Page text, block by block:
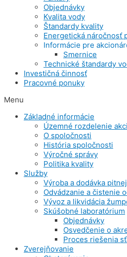
Objednávky
Kvalita vody
Štandardy kvality
Energetická náročnosť
Informácie pre
Smernice
Technické štandardy
Investičná činnosť
Pracovné ponuky
Menu
Základné informácie
Územné rozdelenie
O spoločnosti
História spoločnosti
Výročné správy
Politika kvality
Služby
Výroba a dodávka
Odvádzanie a čistenie
Vývoz a likvidácia
Skúšobné laboratórium
Objednávky
Osvedčenie o
Proces riešenia
Zverejňovanie